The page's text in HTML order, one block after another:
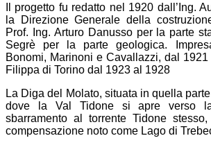
Il progetto fu redatto nel 1920 dall’Ing.
la Direzione Generale della
Prof. Ing. Arturo Danusso per la parte
Segrè per la parte geologica.
Bonomi, Marinoni e Cavallazzi, dal
Filippa di Torino dal 1923 al 1928
La Diga del Molato, situata in quella
dove la Val Tidone si apre verso
sbarramento al torrente Tidone
compensazione noto come Lago di